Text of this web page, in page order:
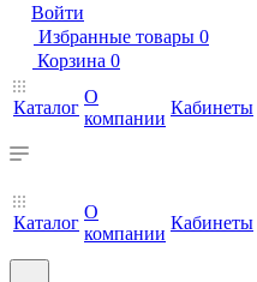
Войти
Избранные товары 0
Корзина 0
Каталог
О
компании
Кабинеты
Каталог
О
компании
Кабинеты